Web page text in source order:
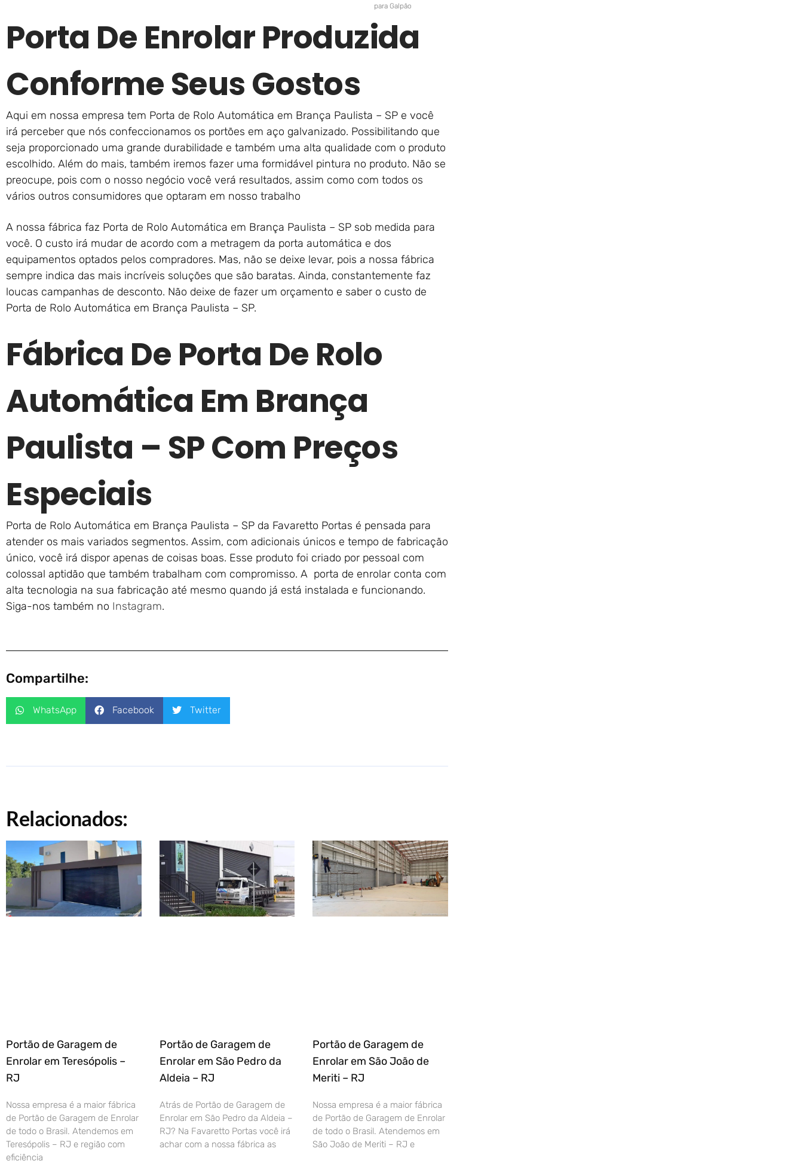
para Galpão
Porta De Enrolar Produzida
Conforme Seus Gostos
Aqui em nossa empresa tem Porta de Rolo Automática em Brança Paulista – SP e você
irá perceber que nós confeccionamos os portões em aço galvanizado. Possibilitando que
seja proporcionado uma grande durabilidade e também uma alta qualidade com o produto
escolhido. Além do mais, também iremos fazer uma formidável pintura no produto. Não se
preocupe, pois com o nosso negócio você verá resultados, assim como com todos os
vários outros consumidores que optaram em nosso trabalho
A nossa fábrica faz Porta de Rolo Automática em Brança Paulista – SP sob medida para
você. O custo irá mudar de acordo com a metragem da porta automática e dos
equipamentos optados pelos compradores. Mas, não se deixe levar, pois a nossa fábrica
sempre indica das mais incríveis soluções que são baratas. Ainda, constantemente faz
loucas campanhas de desconto. Não deixe de fazer um orçamento e saber o custo de
Porta de Rolo Automática em Brança Paulista – SP.
Fábrica De Porta De Rolo
Automática Em Brança
Paulista – SP Com Preços
Especiais
Porta de Rolo Automática em Brança Paulista – SP da Favaretto Portas é pensada para
atender os mais variados segmentos. Assim, com adicionais únicos e tempo de fabricação
único, você irá dispor apenas de coisas boas. Esse produto foi criado por pessoal com
colossal aptidão que também trabalham com compromisso. A porta de enrolar conta com
alta tecnologia na sua fabricação até mesmo quando já está instalada e funcionando.
Siga-nos também no Instagram.
Compartilhe:
WhatsApp Facebook Twitter
Relacionados:
Portão de Garagem de
Enrolar em Teresópolis –
RJ
Nossa empresa é a maior fábrica
de Portão de Garagem de Enrolar
de todo o Brasil. Atendemos em
Teresópolis – RJ e região com
eficiência
Portão de Garagem de
Enrolar em São Pedro da
Aldeia – RJ
Atrás de Portão de Garagem de
Enrolar em São Pedro da Aldeia –
RJ? Na Favaretto Portas você irá
achar com a nossa fábrica as
Portão de Garagem de
Enrolar em São João de
Meriti – RJ
Nossa empresa é a maior fábrica
de Portão de Garagem de Enrolar
de todo o Brasil. Atendemos em
São João de Meriti – RJ e